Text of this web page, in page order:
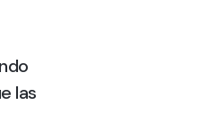
las